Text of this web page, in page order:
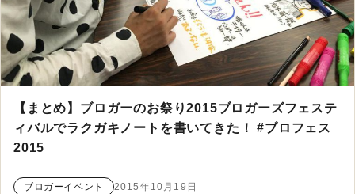
【まとめ】ブロガーのお祭り2015ブロガーズフェステ
ィバルでラクガキノートを書いてきた！ #ブロフェス
2015
ブロガーイベント 2015年10月19日